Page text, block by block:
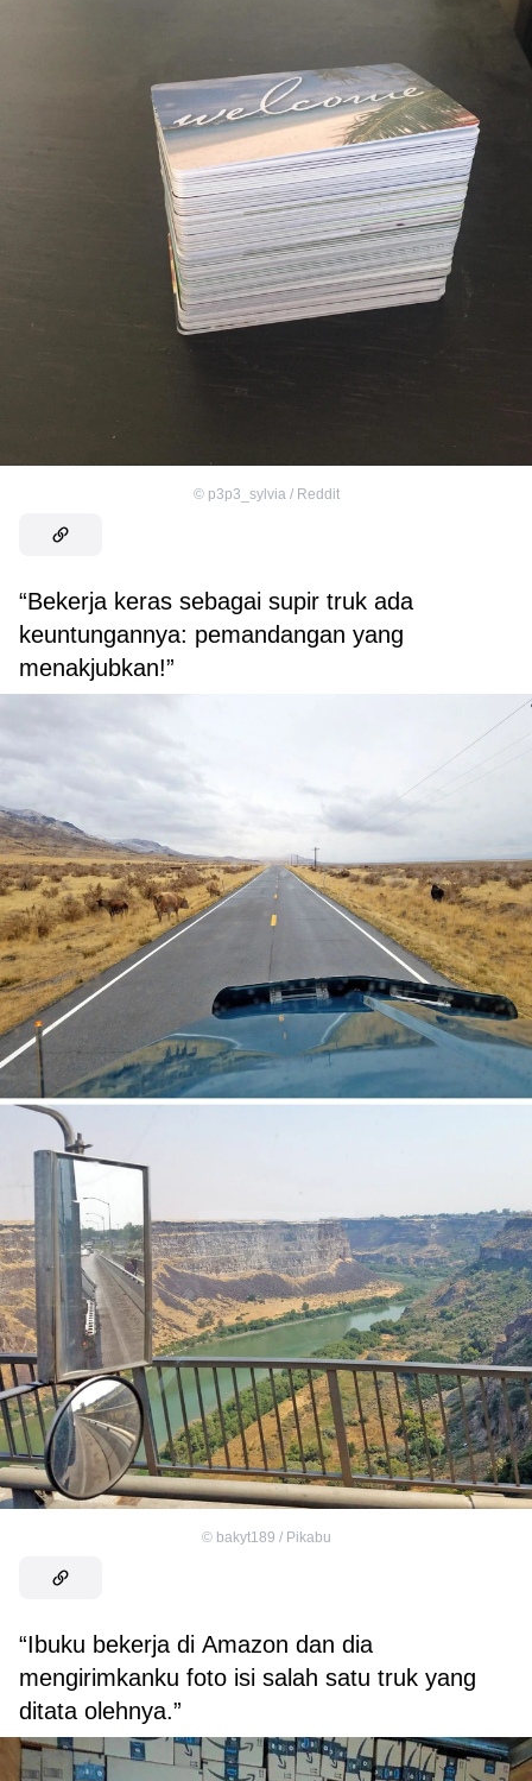
© p3p3_sylvia / Reddit
“Bekerja keras sebagai supir truk ada
keuntungannya: pemandangan yang
menakjubkan!”
© bakyt189 / Pikabu
“Ibuku bekerja di Amazon dan dia
mengirimkanku foto isi salah satu truk yang
ditata olehnya.”